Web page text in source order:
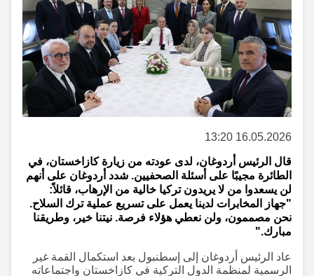
16.05.2026 13:20
قال الرئيس أردوغان، لدى عودته من زيارة كازاخستان، في
الطائرة مجيبًا على أسئلة الصحفيين. شدد أردوغان على أنهم
لن يسعدوا من لا يريدون تركيا خالية من الإرهاب، قائلاً:
"جهاز المخابرات لدينا يعمل على تسريع عملية ترك السلاح.
نحن مصممون، ولن نعطي هؤلاء فرصة. نيتنا خير، وطريقنا
مبارك."
عاد الرئيس أردوغان إلى إسطنبول بعد استكمال القمة غير
الرسمية لمنظمة الدول التركية في كازاخستان واجتماعاته